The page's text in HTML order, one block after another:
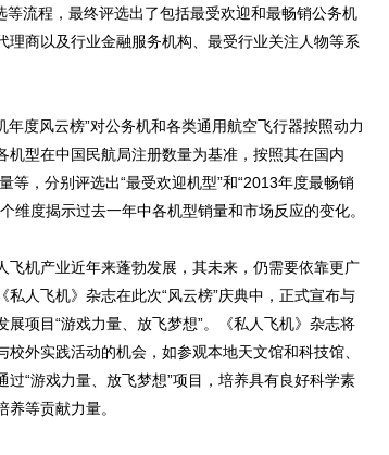
流程，最终评选出了包括最受欢迎和最畅销公务机
商以及行业金融服务机构、最受行业关注人物等系
度风云榜”对公务机和各类通用航空飞行器按照动力
型在中国民航局注册数量为基准，按照其在国内
等，分别评选出“最受欢迎机型”和“2013年度最畅销
维度揭示过去一年中各机型销量和市场反应的变化。
机产业近年来蓬勃发展，其未来，仍需要依靠更广
人飞机》杂志在此次“风云榜”庆典中，正式宣布与
项目“游戏力量、放飞梦想”。《私人飞机》杂志将
外实践活动的机会，如参观本地天文馆和科技馆、
“游戏力量、放飞梦想”项目，培养具有良好科学素
等贡献力量。